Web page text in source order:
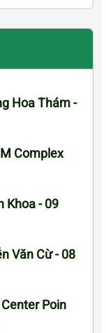
Hoa Thám -
Complex
Khoa - 09
Văn Cừ - 08
Poin